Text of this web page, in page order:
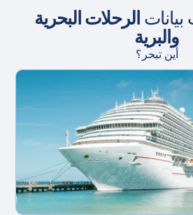
الرحلات البحرية
والبرية
أين تبحر؟